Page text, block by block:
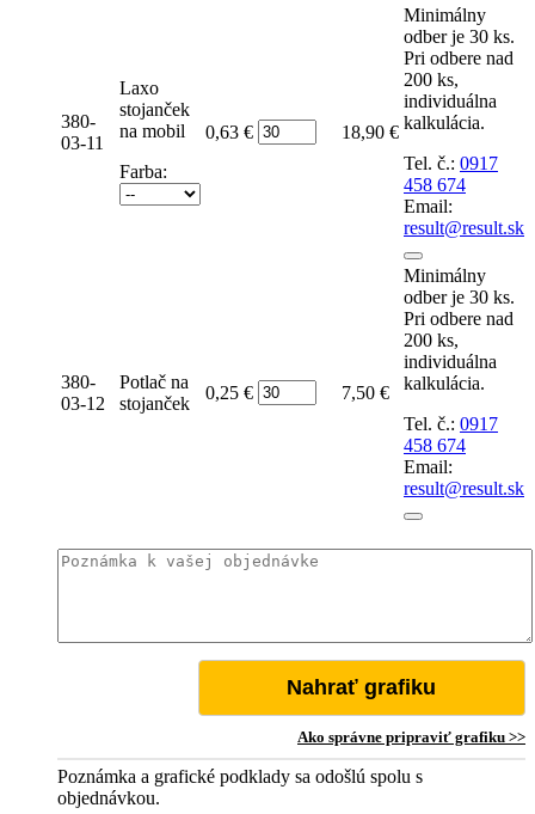
380-
03-11
Laxo
stojanček
na mobil
Farba:
0,63 € Počet 18,90 €
Minimálny
odber je 30 ks.
Pri odbere nad
200 ks,
individuálna
kalkulácia.
Tel. č.: 0917
458 674
Email:
result@result.sk
380-
03-12
Potlač na
stojanček
0,25 € Počet 7,50 €
Minimálny
odber je 30 ks.
Pri odbere nad
200 ks,
individuálna
kalkulácia.
Tel. č.: 0917
458 674
Email:
result@result.sk
Nahrať grafiku
Ako správne pripraviť grafiku >>
Poznámka a grafické podklady sa odošlú spolu s
objednávkou.